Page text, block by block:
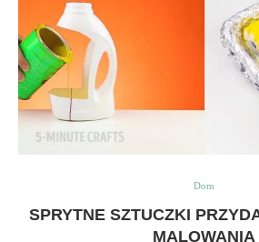
Dom
SPRYTNE SZTUCZKI
MALOWANIA